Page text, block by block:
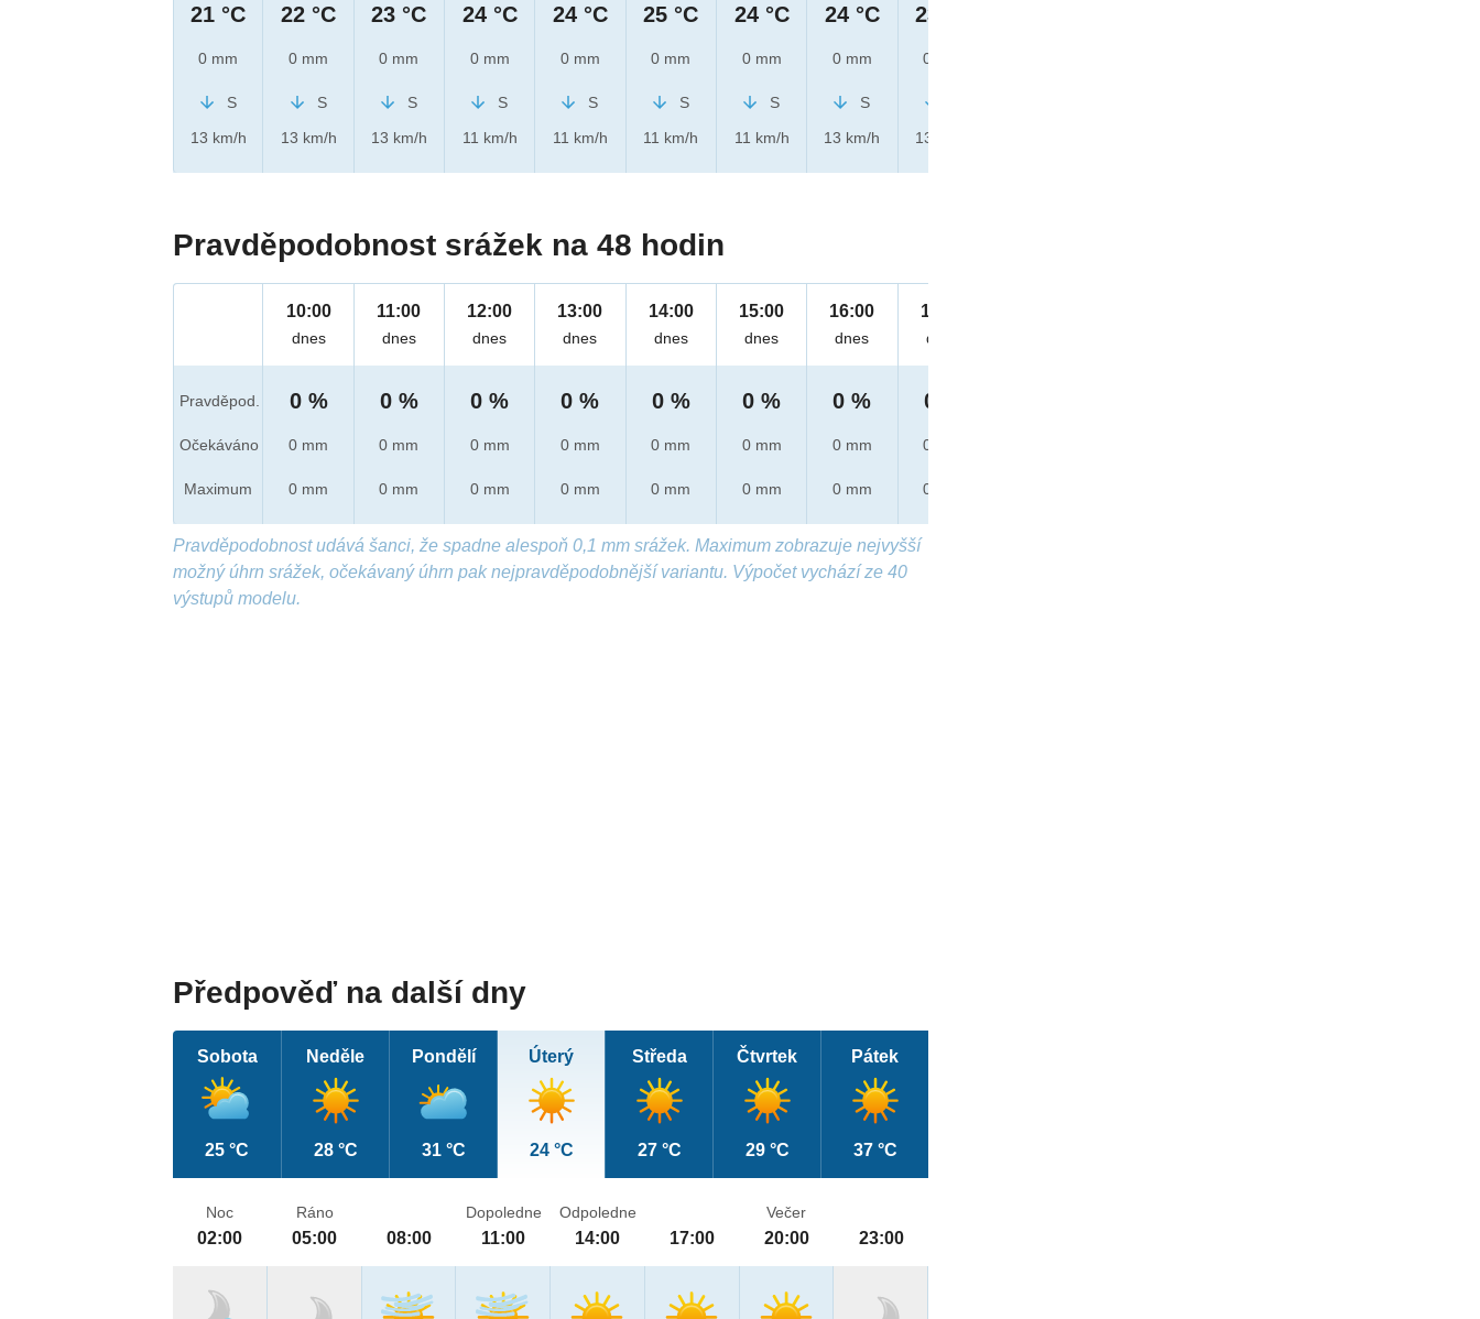
21 °C
0 mm
S
13 km/h
22 °C
0 mm
S
13 km/h
23 °C
0 mm
S
13 km/h
24 °C
0 mm
S
11 km/h
24 °C
0 mm
S
11 km/h
25 °C
0 mm
S
11 km/h
24 °C
0 mm
S
11 km/h
24 °C
0 mm
S
13 km/h
23 °C
0 mm
13 km/h
Pravděpodobnost srážek na 48 hodin
Pravděpod.
Očekáváno
Maximum
10:00
dnes
0 %
0 mm
0 mm
11:00
dnes
0 %
0 mm
0 mm
12:00
dnes
0 %
0 mm
0 mm
13:00
dnes
0 %
0 mm
0 mm
14:00
dnes
0 %
0 mm
0 mm
15:00
dnes
0 %
0 mm
0 mm
16:00
dnes
0 %
0 mm
0 mm
17:00
dnes
0 %
0 mm
0 mm
Pravděpodobnost udává šanci, že spadne alespoň 0,1 mm srážek. Maximum zobrazuje nejvyšší
možný úhrn srážek, očekávaný úhrn pak nejpravděpodobnější variantu. Výpočet vychází ze 40
výstupů modelu.
Předpověď na další dny
Sobota
25 °C
Neděle
28 °C
Pondělí
31 °C
Úterý
24 °C
Středa
27 °C
Čtvrtek
29 °C
Pátek
37 °C
Noc
02:00
Ráno
05:00 08:00
Dopoledne
11:00
Odpoledne
14:00 17:00
Večer
20:00 23:00